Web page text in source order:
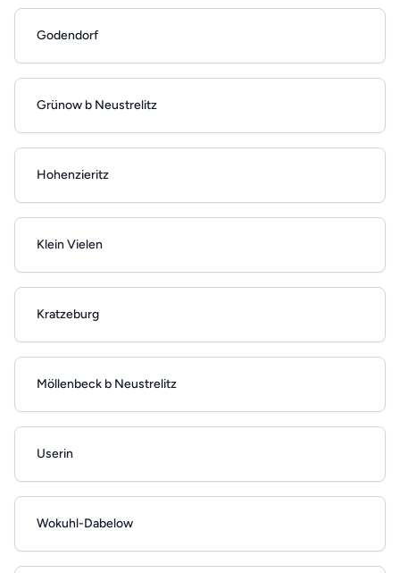
Godendorf
Grünow b Neustrelitz
Hohenzieritz
Klein Vielen
Kratzeburg
Möllenbeck b Neustrelitz
Userin
Wokuhl-Dabelow